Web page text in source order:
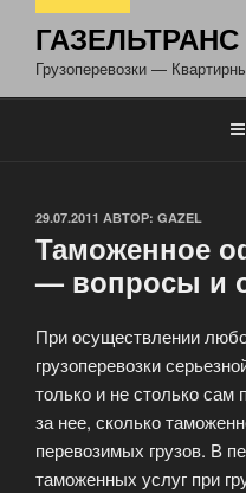
ГАЗЕЛЬТРАНС
Грузоперевозки —
ОПУБЛИКОВАНО
29.07.2011 АВТОР: GAZEL
Таможенное
— вопросы и
При осуществлении
грузоперевозки
только и не столько сам
за нее, сколько
перевозимых грузов. В
таможенных услуг при